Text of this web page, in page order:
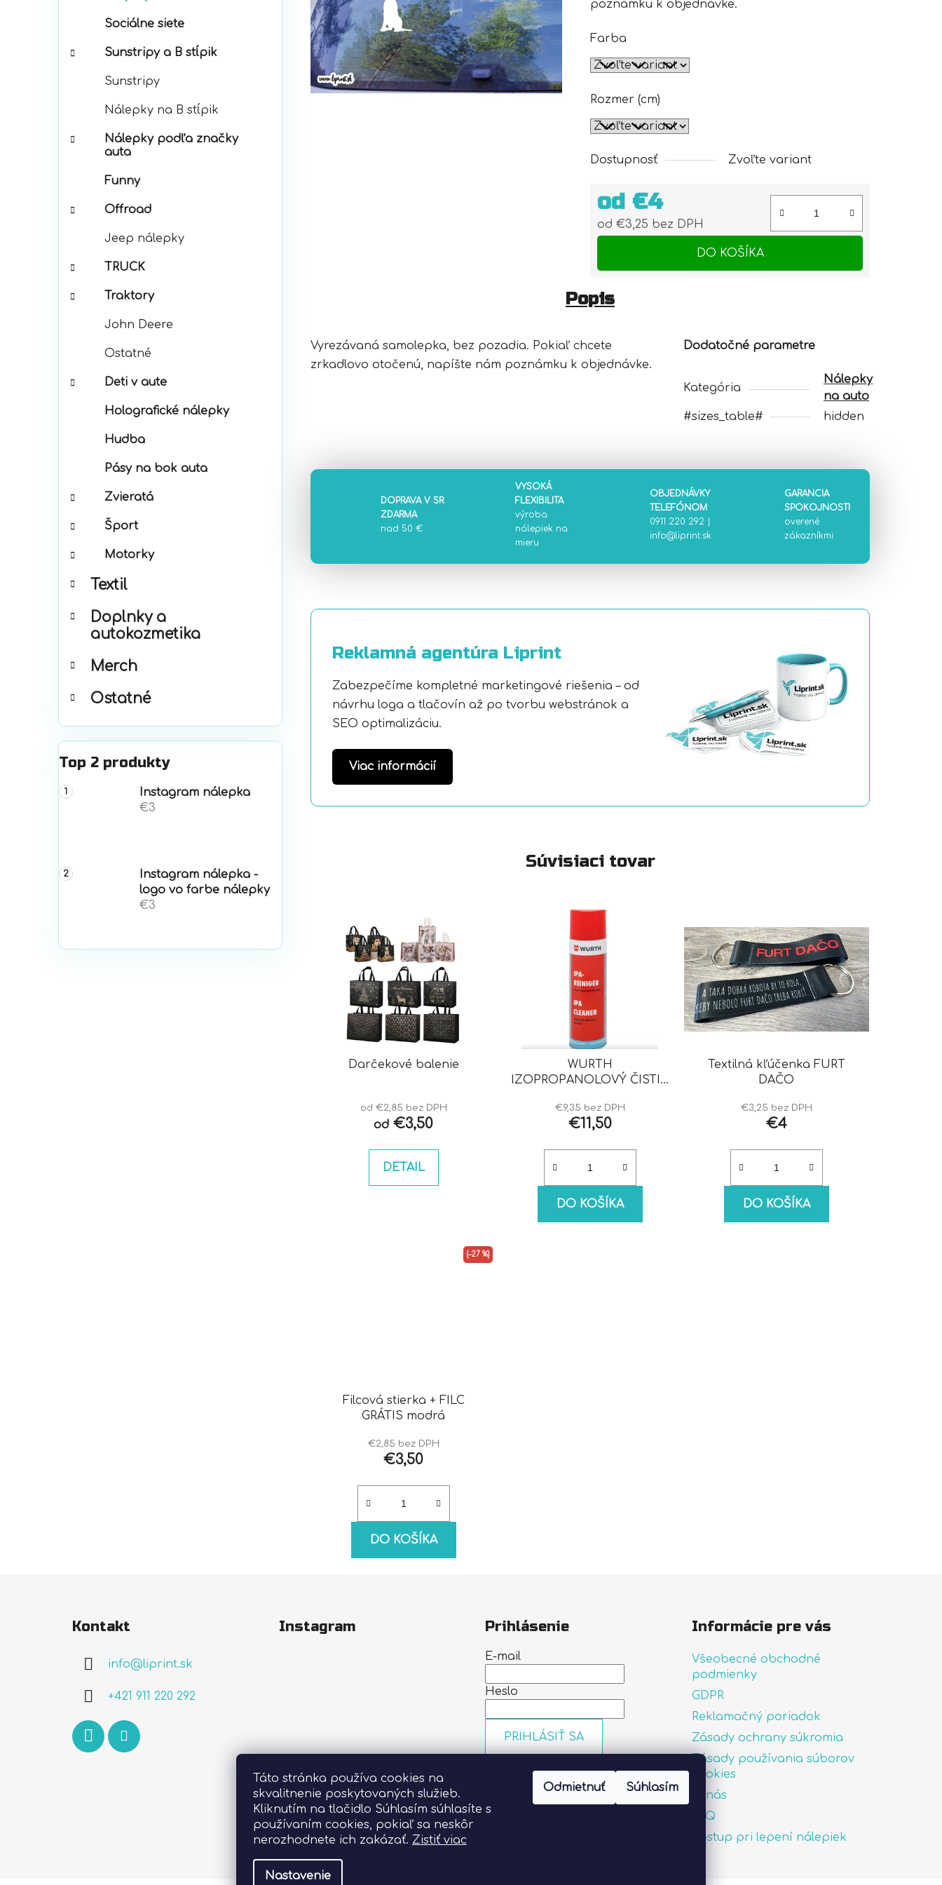
Táto stránka používa cookies na
skvalitnenie poskytovaných služieb.
Kliknutím na tlačidlo Súhlasím súhlasíte s
používaním cookies, pokiaľ sa neskôr
nerozhodnete ich zakázať. Zistiť viac
Nastavenie
Odmietnuť Súhlasím
Sociálne siete
Sunstripy a B stĺpik
Sunstripy
Nálepky na B stĺpik
Nálepky podľa značky
auta
Funny
Offroad
Jeep nálepky
TRUCK
Traktory
John Deere
Ostatné
Deti v aute
Holografické nálepky
Hudba
Pásy na bok auta
Zvieratá
Šport
Motorky
Textil
Doplnky a
autokozmetika
Merch
Ostatné
Top 2 produkty
Instagram nálepka
€3
Instagram nálepka -
logo vo farbe nálepky
€3
poznámku k objednávke.
Farba
Rozmer (cm)
Dostupnosť Zvoľte variant
od €4
od €3,25 bez DPH
Jednotková cena:
DO KOŠÍKA
Popis
Vyrezávaná samolepka, bez pozadia. Pokiaľ chcete
zrkadlovo otočenú, napíšte nám poznámku k objednávke.
Dodatočné parametre
Kategória
Nálepky
na auto
#sizes_table#
hidden
DOPRAVA V SR
ZDARMA
nad 50 €
VYSOKÁ
FLEXIBILITA
výroba
nálepiek na
mieru
OBJEDNÁVKY
TELEFÓNOM
0911 220 292
info@liprint.sk
GARANCIA
SPOKOJNOSTI
overené
zákazníkmi
Reklamná agentúra Liprint
Zabezpečíme kompletné marketingové riešenia – od
návrhu loga a tlačovín až po tvorbu webstránok a
SEO optimalizáciu.
Viac informácií
Súvisiaci tovar
Darčekové balenie
od €2,85 bez DPH
od €3,50
DETAIL
WURTH
IZOPROPANOLOVÝ ČISTIČ
€9,35 bez DPH
€11,50
DO KOŠÍKA
Textilná kľúčenka FURT
DAČO
€3,25 bez DPH
€4
DO KOŠÍKA
Filcová stierka + FILC
GRÁTIS modrá
€2,85 bez DPH
€3,50
(–27 %)
DO KOŠÍKA
Kontakt
info@liprint.sk
+421 911 220 292
Instagram
Sledovať na Instagrame
Prihlásenie
E-mail
Heslo
PRIHLÁSIŤ SA
Informácie pre vás
Všeobecné obchodné
podmienky
GDPR
Reklamačný poriadok
Zásady ochrany súkromia
Zásady používania súborov
cookies
O nás
FAQ
Postup pri lepení nálepiek